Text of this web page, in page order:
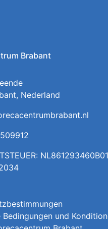
Brabant
Nederland
NL861293460B01
Bedingungen und